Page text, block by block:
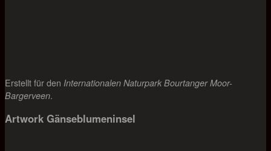
Erstellt für den Internationalen Naturpark Bourtanger Moor-
Bargerveen.
Artwork Gänseblumeninsel